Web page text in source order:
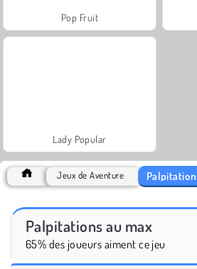
Pop Fruit
Lady Popular
Jeux de Aventure
Palpitations au max
65% des joueurs aiment ce jeu